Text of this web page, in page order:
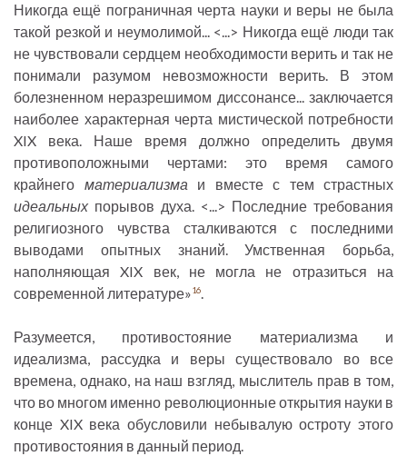
Никогда ещё пограничная черта науки и веры не была
такой резкой и неумолимой... <...> Никогда ещё люди так
не чувствовали сердцем необходимости верить и так не
понимали разумом невозможности верить. В этом
болезненном неразрешимом диссонансе... заключается
наиболее характерная черта мистической потребности
XIX века. Наше время должно определить двумя
противоположными чертами: это время самого
крайнего материализма и вместе с тем страстных
идеальныхпорывов духа. <...> Последние требования
религиозного чувства сталкиваются с последними
выводами опытных знаний. Умственная борьба,
наполняющая XIX век, не могла не отразиться на
современной литературе»16.
Разумеется, противостояние материализма и
идеализма, рассудка и веры существовало во все
времена, однако, на наш взгляд, мыслитель прав в том,
что во многом именно революционные открытия науки в
конце XIX века обусловили небывалую остроту этого
противостояния в данный период.